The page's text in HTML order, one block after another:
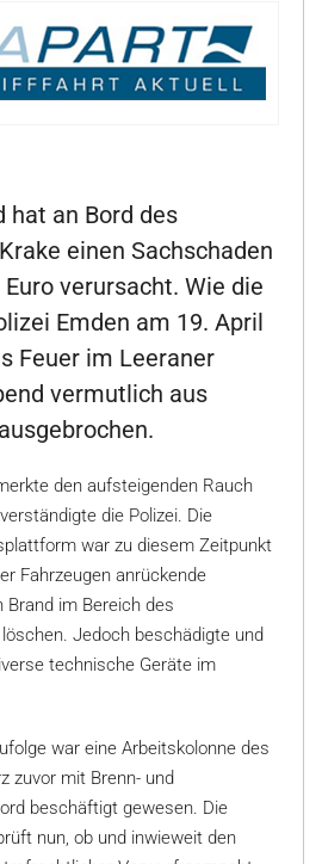
hat an Bord des
einen Sachschaden
verursacht. Wie die
Emden am 19. April
Feuer im Leeraner
vermutlich aus
den aufsteigenden Rauch
die Polizei. Die
war zu diesem Zeitpunkt
Fahrzeugen anrückende
Brand im Bereich des
Jedoch beschädigte und
technische Geräte im
war eine Arbeitskolonne des
zuvor mit Brenn- und
beschäftigt gewesen. Die
nun, ob und inwieweit den